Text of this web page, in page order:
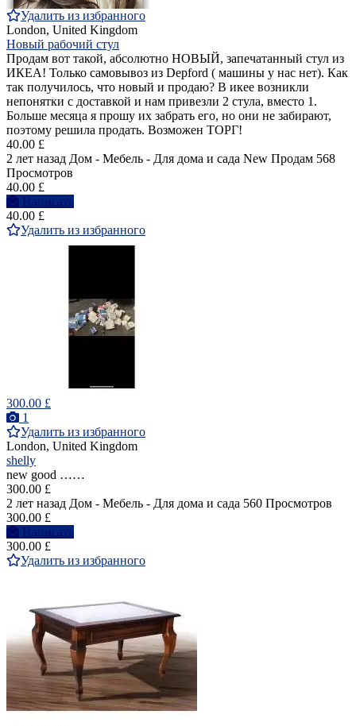
Удалить из избранного
London, United Kingdom
Новый рабочий стул
Продам вот такой, абсолютно НОВЫЙ, запечатанный стул из
ИКЕА! Только самовывоз из Depford ( машины у нас нет). Как
так получилось, что новый и продаю? В икее возникли
непонятки с доставкой и нам привезли 2 стула, вместо 1.
Больше месяца я прошу их забрать его, но они не забирают,
поэтому решила продать. Возможен ТОРГ!
40.00 £
2 лет назад Дом - Мебель - Для дома и сада New Продам 568
Просмотров
40.00 £
Написать
40.00 £
Удалить из избранного
300.00 £
1
Удалить из избранного
London, United Kingdom
shelly
new good ……
300.00 £
2 лет назад Дом - Мебель - Для дома и сада 560 Просмотров
300.00 £
Написать
300.00 £
Удалить из избранного